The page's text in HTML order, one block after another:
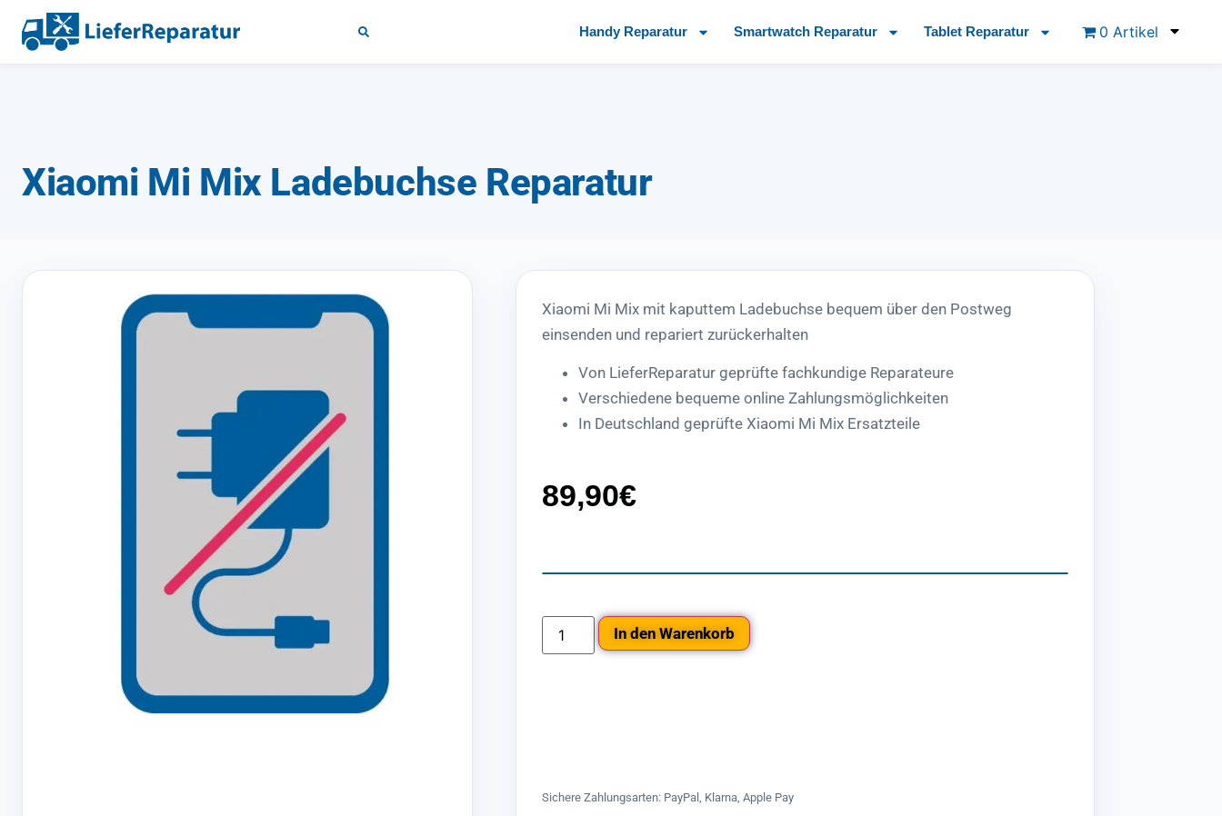
Handy Reparatur Smartwatch Reparatur Tablet Reparatur 0 Artikel
Xiaomi Mi Mix Ladebuchse Reparatur
Xiaomi Mi Mix mit kaputtem Ladebuchse bequem über den Postweg
einsenden und repariert zurückerhalten
Von LieferReparatur geprüfte fachkundige Reparateure
Verschiedene bequeme online Zahlungsmöglichkeiten
In Deutschland geprüfte Xiaomi Mi Mix Ersatzteile
89,90€
In den Warenkorb
Sichere Zahlungsarten: PayPal, Klarna, Apple Pay